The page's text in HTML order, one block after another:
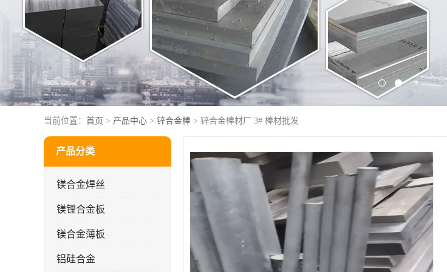
当前位置： 首页 > 产品中心 > 锌合金棒 > 锌合金棒材厂 3# 棒材批发
产品分类
镁合金焊丝
镁锂合金板
镁合金薄板
铝硅合金